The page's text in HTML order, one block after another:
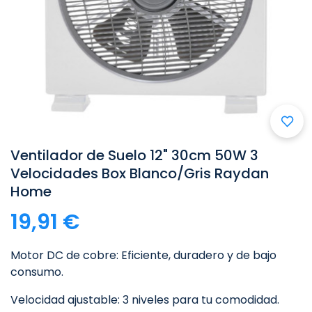
Ventilador de Suelo 12" 30cm 50W 3
Velocidades Box Blanco/Gris Raydan
Home
19,91 €
Motor DC de cobre: Eficiente, duradero y de bajo
consumo.
Velocidad ajustable: 3 niveles para tu comodidad.